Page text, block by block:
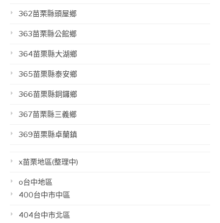
362苗栗縣頭屋鄉
363苗栗縣公館鄉
364苗栗縣大湖鄉
365苗栗縣泰安鄉
366苗栗縣銅鑼鄉
367苗栗縣三義鄉
369苗栗縣卓蘭鎮
x苗栗地區(整理中)
o台中地區
400台中市中區
404台中市北區